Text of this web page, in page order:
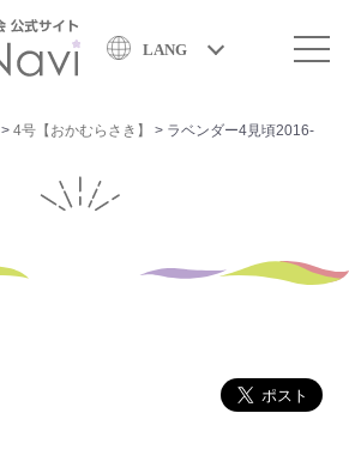
LANG
>4号【おかむらさき】 > ラベンダー4見頃2016-